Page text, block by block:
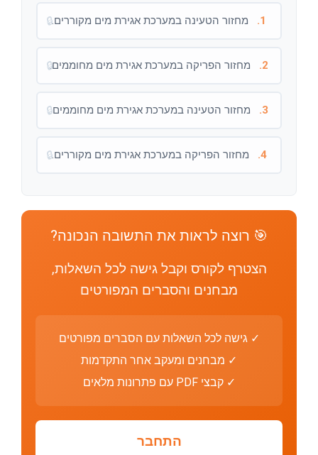
1. מחזור הטעינה במערכת אגירת מים מקוררים.🔒
2. מחזור הפריקה במערכת אגירת מים מחוממים.🔒
3. מחזור הטעינה במערכת אגירת מים מחוממים.🔒
4. מחזור הפריקה במערכת אגירת מים מקוררים.🔒
🎯 רוצה לראות את התשובה הנכונה?
הצטרף לקורס וקבל גישה לכל השאלות,
מבחנים והסברים המפורטים
✓ גישה לכל השאלות עם הסברים מפורטים
✓ מבחנים ומעקב אחר התקדמות
✓ קבצי PDF עם פתרונות מלאים
התחבר